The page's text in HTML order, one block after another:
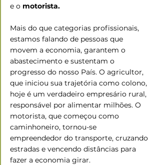
e o motorista.
Mais do que categorias profissionais,
estamos falando de pessoas que
movem a economia, garantem o
abastecimento e sustentam o
progresso do nosso País. O agricultor,
que iniciou sua trajetória como colono,
hoje é um verdadeiro empresário rural,
responsável por alimentar milhões. O
motorista, que começou como
caminhoneiro, tornou-se
empreendedor do transporte, cruzando
estradas e vencendo distâncias para
fazer a economia girar.